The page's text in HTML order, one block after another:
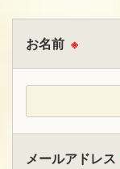
お名前 ※
メールアドレス